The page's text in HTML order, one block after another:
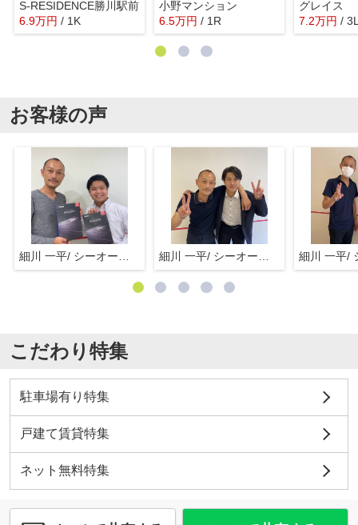
S-RESIDENCE勝川駅前
6.9万円 / 1K
小野マンション
6.5万円 / 1R
グレイス
7.2万円 /
お客様の声
こだわり特集
駐車場有り特集
戸建て賃貸特集
ネット無料特集